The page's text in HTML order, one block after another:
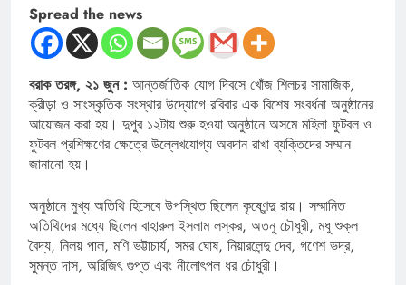
Spread the news
বরাক তরঙ্গ, ২১ জুন : আন্তর্জাতিক যোগ দিবসে খোঁজ শিলচর সামাজিক,
ক্রীড়া ও সাংস্কৃতিক সংস্থার উদ্যোগে রবিবার এক বিশেষ সংবর্ধনা অনুষ্ঠানের
আয়োজন করা হয়। দুপুর ১২টায় শুরু হওয়া অনুষ্ঠানে অসমে মহিলা ফুটবল ও
ফুটবল প্রশিক্ষণের ক্ষেত্রে উল্লেখযোগ্য অবদান রাখা ব্যক্তিদের সম্মান
জানানো হয়।
অনুষ্ঠানে মুখ্য অতিথি হিসেবে উপস্থিত ছিলেন কৃষ্ণেন্দু রায়। সম্মানিত
অতিথিদের মধ্যে ছিলেন বাহারুল ইসলাম লস্কর, অতনু চৌধুরী, মধু শুক্ল
বৈদ্য, নিলয় পাল, মণি ভট্টাচার্য, সমর ঘোষ, নিয়ারলেন্দু দেব, গণেশ ভদ্র,
সুমন্ত দাস, অরিজিৎ গুপ্ত এবং নীলোৎপল ধর চৌধুরী।